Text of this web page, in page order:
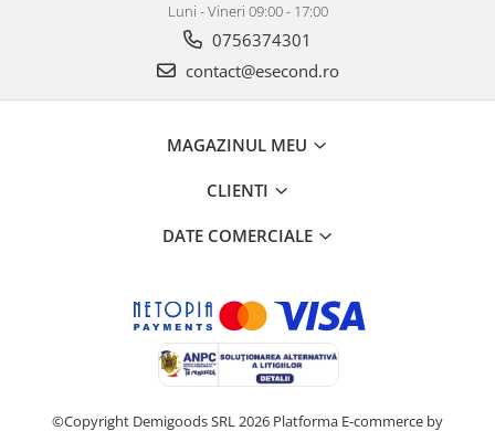
Sport & Activitati in aer liber
Accesorii antrenament
Aparate Foto & Accesorii
Audio HI-FI & Profesionale
Camere video si sport
Luni - Vineri 09:00 - 17:00
0756374301
contact@esecond.ro
MAGAZINUL MEU
CLIENTI
DATE COMERCIALE
©Copyright Demigoods SRL 2026 Platforma E-commerce by